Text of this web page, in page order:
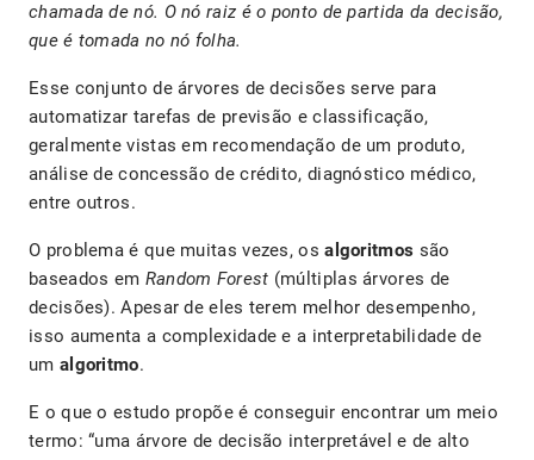
chamada de nó. O nó raiz é o ponto de partida da decisão,
que é tomada no nó folha.
Esse conjunto de árvores de decisões serve para
automatizar tarefas de previsão e classificação,
geralmente vistas em recomendação de um produto,
análise de concessão de crédito, diagnóstico médico,
entre outros.
O problema é que muitas vezes, os algoritmos são
baseados em Random Forest (múltiplas árvores de
decisões). Apesar de eles terem melhor desempenho,
isso aumenta a complexidade e a interpretabilidade de
um algoritmo.
E o que o estudo propõe é conseguir encontrar um meio
termo: “uma árvore de decisão interpretável e de alto